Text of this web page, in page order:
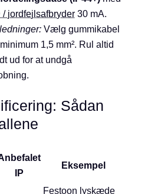
/ jordfejlsafbryder 30 mA.
Vælg gummikabel
1,5 mm². Rul altid
ud for at undgå
Sådan
IP
Eksempel
Festoon lyskæde